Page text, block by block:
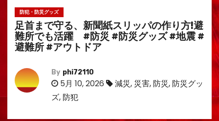
防犯・防災グッズ
足首まで守る、新聞紙スリッパの作り方!避
難所でも活躍 #防災 #防災グッズ #地震 #
避難所 #アウトドア
By phi72110
5月 10, 2026 減災, 災害, 防災, 防災グッ
ズ, 防犯